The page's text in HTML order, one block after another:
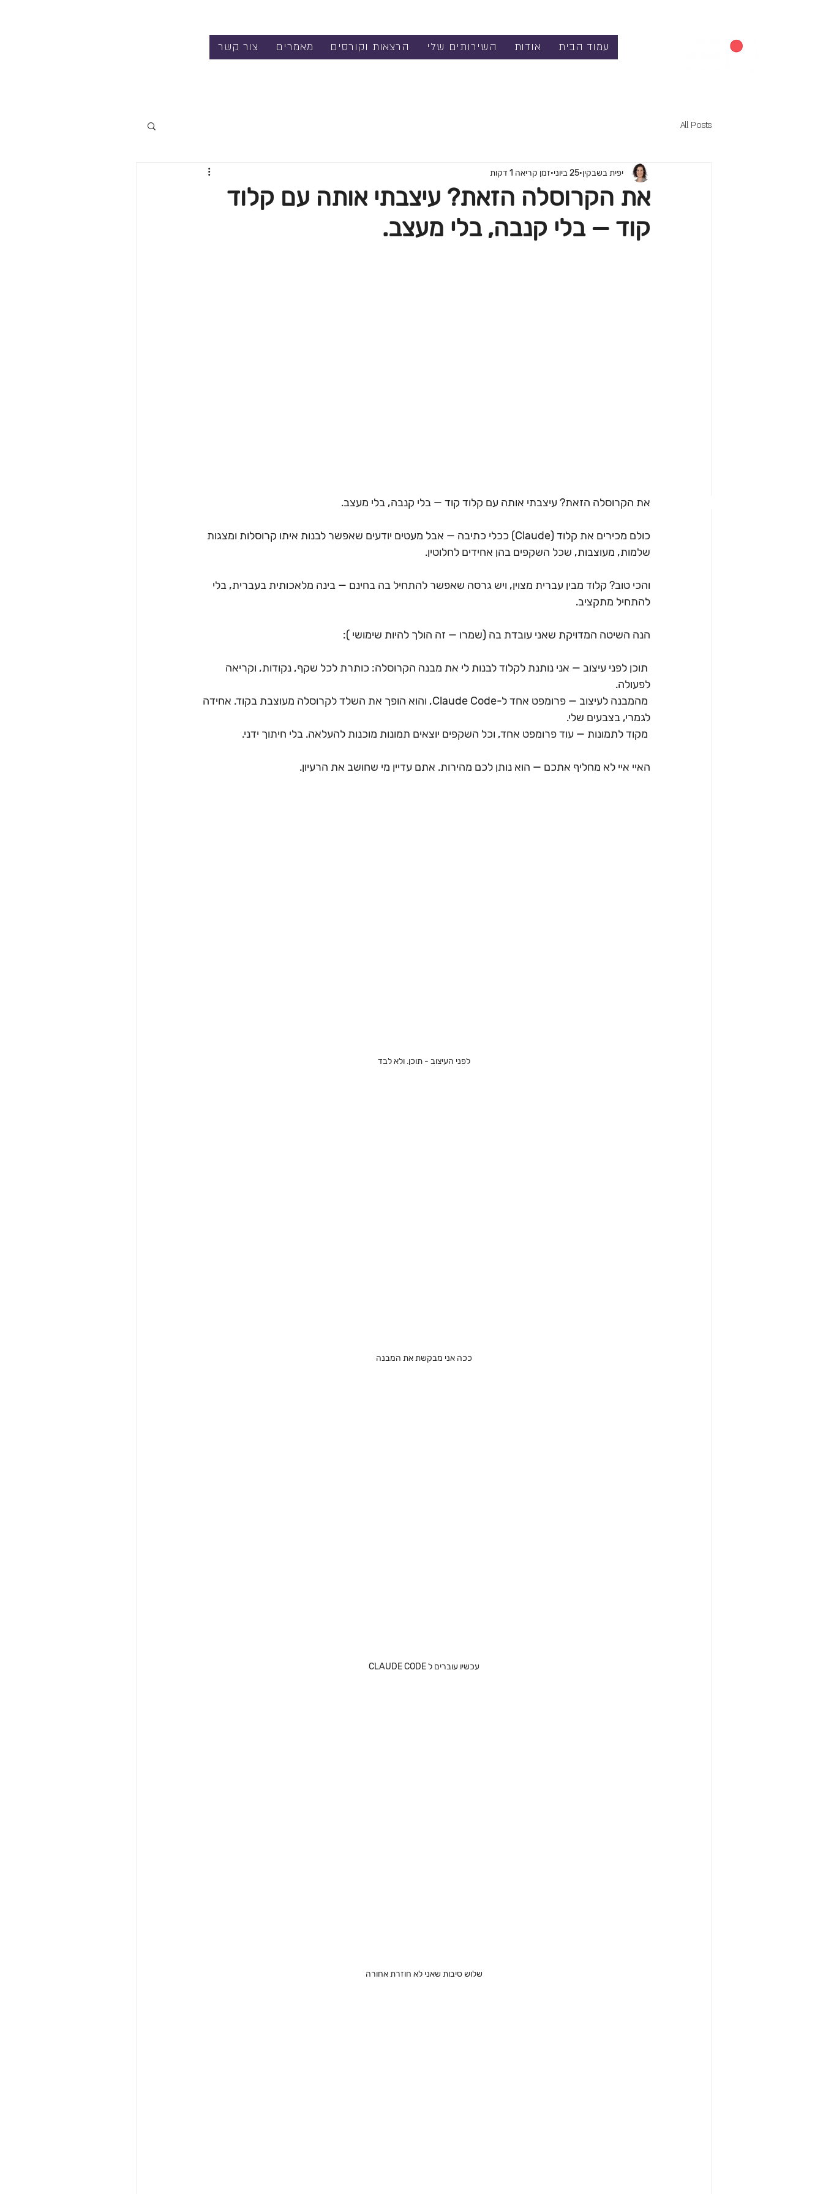
עמוד הבית אודות השירותים שלי הרצאות וקורסים מאמרים צור קשר
All Posts
את הקרוסלה הזאת? עיצבתי אותה עם קלוד
קוד — בלי קנבה, בלי מעצב.
יפית בשבקין 25 ביוני זמן קריאה 1 דקות
את הקרוסלה הזאת? עיצבתי אותה עם קלוד קוד — בלי קנבה, בלי מעצב.
כולם מכירים את קלוד (Claude) ככלי כתיבה — אבל מעטים יודעים שאפשר לבנות איתו קרוסלות ומצגות
שלמות, מעוצבות, שכל השקפים בהן אחידים לחלוטין.
והכי טוב? קלוד מבין עברית מצוין, ויש גרסה שאפשר להתחיל בה בחינם — בינה מלאכותית בעברית, בלי
להתחיל מתקציב.
הנה השיטה המדויקת שאני עובדת בה (שמרו — זה הולך להיות שימושי ):
תוכן לפני עיצוב — אני נותנת לקלוד לבנות לי את מבנה הקרוסלה: כותרת לכל שקף, נקודות, וקריאה
לפעולה.
מהמבנה לעיצוב — פרומפט אחד ל-Claude Code, והוא הופך את השלד לקרוסלה מעוצבת בקוד. אחידה
לגמרי, בצבעים שלי.
האיי איי לא מחליף אתכם — הוא נותן לכם מהירות. אתם עדיין מי שחושב את הרעיון.
לפני העיצוב - תוכן. ולא לבד
ככה אני מבקשת את המבנה
עכשיו עוברים ל CLAUDE CODE
שלוש סיבות שאני לא חוזרת אחורה